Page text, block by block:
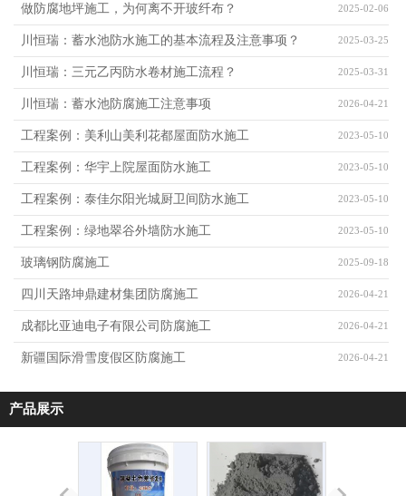
2025-02-06
做防腐地坪施工，为何离不开玻纤布？
2025-03-25
川恒瑞：蓄水池防水施工的基本流程及注意事项？
2025-03-31
川恒瑞：三元乙丙防水卷材施工流程？
2026-04-21
川恒瑞：蓄水池防腐施工注意事项
2023-05-10
工程案例：美利山美利花都屋面防水施工
2023-05-10
工程案例：华宇上院屋面防水施工
2023-05-10
工程案例：泰佳尔阳光城厨卫间防水施工
2023-05-10
工程案例：绿地翠谷外墙防水施工
2025-09-18
玻璃钢防腐施工
2026-04-21
四川天路坤鼎建材集团防腐施工
2026-04-21
成都比亚迪电子有限公司防腐施工
2026-04-21
新疆国际滑雪度假区防腐施工
产品展示